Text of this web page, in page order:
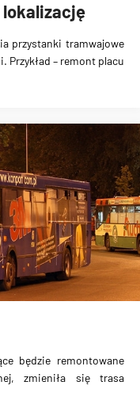
lokalizację
przystanki tramwajowe
Przykład – remont placu
będzie remontowane
zmieniła się trasa